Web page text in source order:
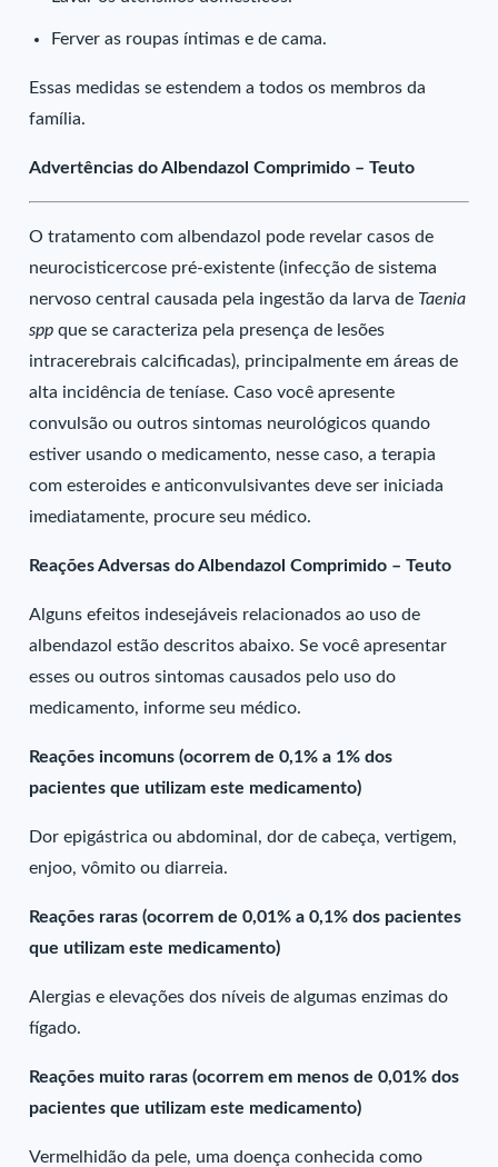
Ferver as roupas íntimas e de cama.
Essas medidas se estendem a todos os membros da
família.
Advertências do Albendazol Comprimido – Teuto
O tratamento com albendazol pode revelar casos de
neurocisticercose pré-existente (infecção de sistema
nervoso central causada pela ingestão da larva de Taenia
sppque se caracteriza pela presença de lesões
intracerebrais calcificadas), principalmente em áreas de
alta incidência de teníase. Caso você apresente
convulsão ou outros sintomas neurológicos quando
estiver usando o medicamento, nesse caso, a terapia
com esteroides e anticonvulsivantes deve ser iniciada
imediatamente, procure seu médico.
Reações Adversas do Albendazol Comprimido – Teuto
Alguns efeitos indesejáveis relacionados ao uso de
albendazol estão descritos abaixo. Se você apresentar
esses ou outros sintomas causados pelo uso do
medicamento, informe seu médico.
Reações incomuns (ocorrem de 0,1% a 1% dos
pacientes que utilizam este medicamento)
Dor epigástrica ou abdominal, dor de cabeça, vertigem,
enjoo, vômito ou diarreia.
Reações raras (ocorrem de 0,01% a 0,1% dos pacientes
que utilizam este medicamento)
Alergias e elevações dos níveis de algumas enzimas do
fígado.
Reações muito raras (ocorrem em menos de 0,01% dos
pacientes que utilizam este medicamento)
Vermelhidão da pele, uma doença conhecida como